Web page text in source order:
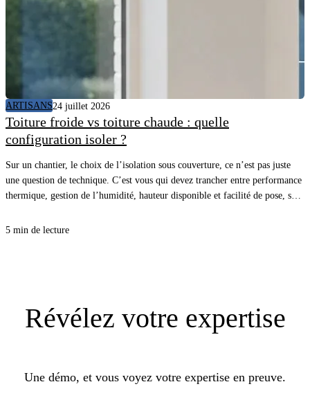
ARTISANS24 juillet 2026
Toiture froide vs toiture chaude : quelle
configuration isoler ?
Sur un chantier, le choix de l’isolation sous couverture, ce n’est pas juste
une question de technique. C’est vous qui devez trancher entre performance
thermique, gestion de l’humidité, hauteur disponible et facilité de pose, sans
d’été comme d’hiver, et vous évitez les désordres qui coûtent cher au retour.
5 min de lecture
Révélez votre expertise
Une démo, et vous voyez votre expertise en preuve.